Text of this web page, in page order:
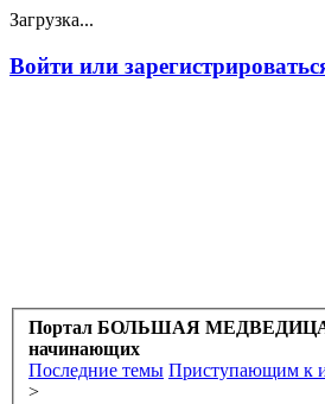
Загрузка...
Войти или
Портал БОЛЬШАЯ МЕДВЕДИЦА:
начинающих
Последние темы Приступающим к
>